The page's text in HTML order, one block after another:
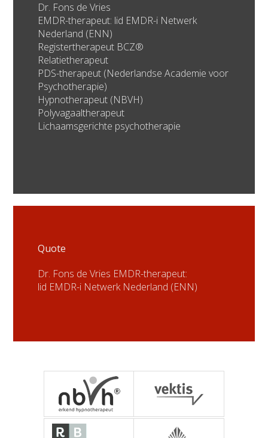
Dr. Fons de Vries
EMDR-therapeut: lid EMDR-i Netwerk
Nederland (ENN)
Registertherapeut BCZ®
Relatietherapeut
PDS-therapeut (Nederlandse Academie voor
Psychotherapie)
Hypnotherapeut (NBVH)
Polyvagaaltherapeut
Lichaamsgerichte psychotherapie
Quote
Dr. Fons de Vries EMDR-therapeut:
lid EMDR-i Netwerk Nederland (ENN)